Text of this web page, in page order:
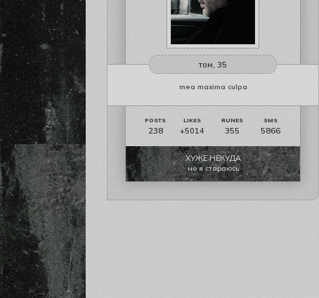
том, 35
mea maxima culpa
238 +5014 355 5866
ХУЖЕ НЕКУДА
но я стараюсь